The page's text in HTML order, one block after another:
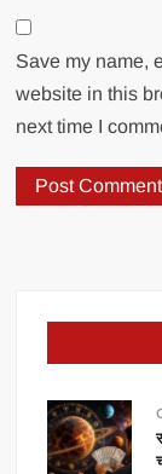
Save my name,
website in this
next time I